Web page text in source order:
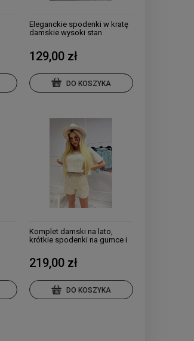
Eleganckie spodenki w kratę
damskie wysoki stan
129,00 zł
DO KOSZYKA
Komplet damski na lato,
krótkie spodenki na gumce i
219,00 zł
DO KOSZYKA